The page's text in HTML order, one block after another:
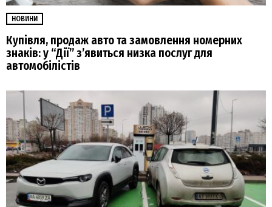
НОВИНИ
Купівля, продаж авто та замовлення номерних
знаків: у “Дії” зʼявиться низка послуг для
автомобілістів